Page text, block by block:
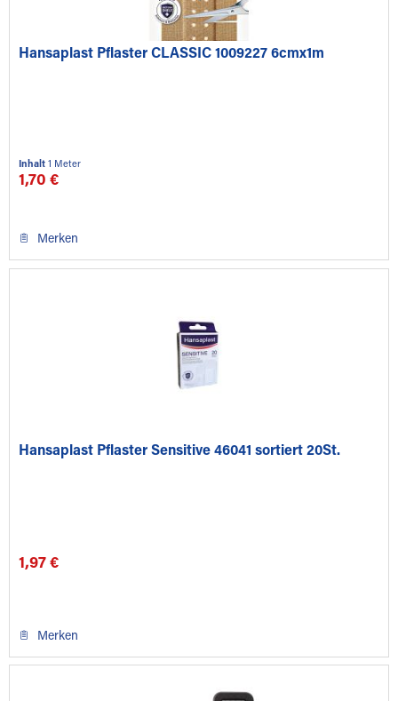
Hansaplast Pflaster CLASSIC 1009227 6cmx1m
Inhalt1 Meter
1,70 €
Merken
Hansaplast Pflaster Sensitive 46041 sortiert 20St.
1,97 €
Merken